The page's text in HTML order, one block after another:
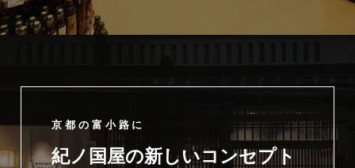
京都の富小路に
紀ノ国屋の新しいコンセプト